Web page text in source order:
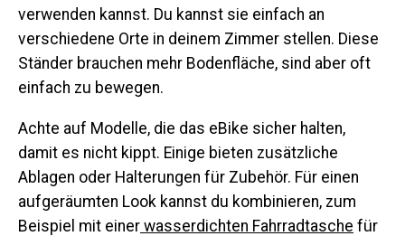
verwenden kannst. Du kannst sie einfach an
verschiedene Orte in deinem Zimmer stellen. Diese
Ständer brauchen mehr Bodenfläche, sind aber oft
einfach zu bewegen.
Achte auf Modelle, die das eBike sicher halten,
damit es nicht kippt. Einige bieten zusätzliche
Ablagen oder Halterungen für Zubehör. Für einen
aufgeräumten Look kannst du kombinieren, zum
Beispiel mit einer wasserdichten Fahrradtasche für